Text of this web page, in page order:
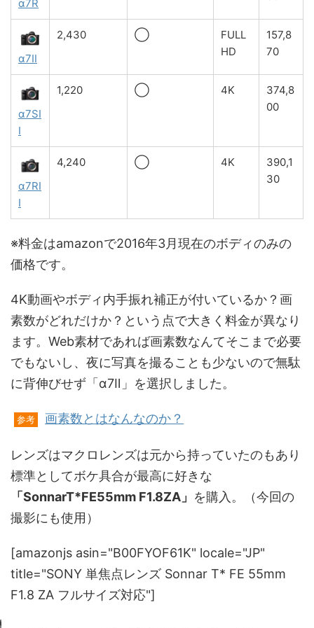
α7R
α7Ⅱ
2,430 ◯
FULL
HD
157,8
70
α7SI
I
1,220 ◯ 4K
374,8
00
α7RI
I
4,240 ◯ 4K
390,1
30
※料金はamazonで2016年3月現在のボディのみの
価格です。
4K動画やボディ内手振れ補正が付いているか？画
素数がどれだけか？という点で大きく料金が異なり
ます。Web素材であれば画素数なんてそこまで必要
でもないし、夜に写真を撮ることも少ないので無駄
に背伸びせず「α7Ⅱ」を選択しました。
参考 画素数とはなんなのか？
レンズはマクロレンズは元から持っていたのもあり
標準としてボケ具合が最高に好きな
「SonnarT*FE55mm F1.8ZA」 を購入。（今回の
撮影にも使用）
[amazonjs asin="B00FYOF61K" locale="JP"
title="SONY 単焦点レンズ Sonnar T* FE 55mm
F1.8 ZA フルサイズ対応"]